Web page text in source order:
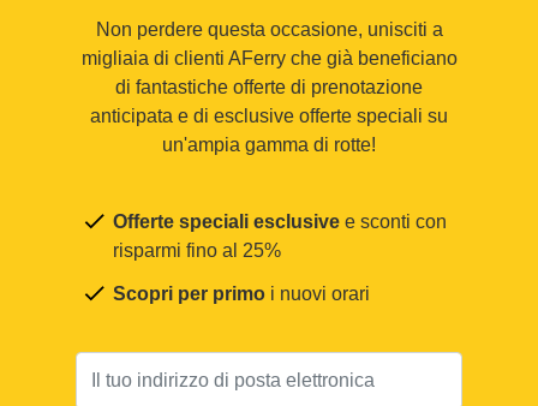
Non perdere questa occasione, unisciti a
migliaia di clienti AFerry che già beneficiano
di fantastiche offerte di prenotazione
anticipata e di esclusive offerte speciali su
un'ampia gamma di rotte!
Offerte speciali esclusive e sconti con
risparmi fino al 25%
Scopri per primo i nuovi orari